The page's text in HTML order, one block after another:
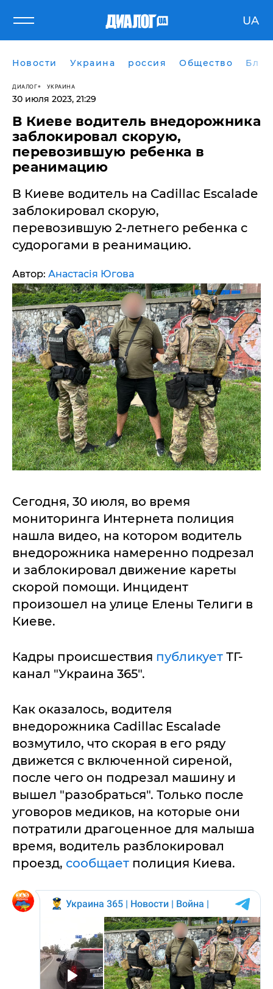
UA
Новости Украина россия Общество
ДИАЛОГ УКРАИНА
30 июля 2023, 21:29
В Киеве водитель внедорожника
заблокировал скорую,
перевозившую ребенка в
реанимацию
​В Киеве водитель на Cadillac Escalade
заблокировал скорую,
перевозившую 2-летнего ребенка с
судорогами в реанимацию.
Автор: Анастасія Югова
Сегодня, 30 июля, во время
мониторинга Интернета полиция
нашла видео, на котором водитель
внедорожника намеренно подрезал
и заблокировал движение кареты
скорой помощи. Инцидент
произошел на улице Елены Телиги в
Киеве.
Кадры происшествия публикует ТГ-
канал "Украина 365".
Как оказалось, водителя
внедорожника Cadillac Escalade
возмутило, что скорая в его ряду
движется с включенной сиреной,
после чего он подрезал машину и
вышел "разобраться". Только после
уговоров медиков, на которые они
потратили драгоценное для малыша
время, водитель разблокировал
проезд, сообщает полиция Киева.